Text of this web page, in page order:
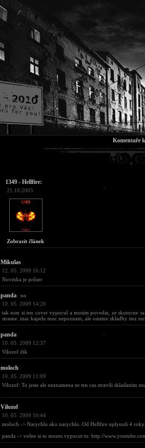
Komentaře
1349 - Hellfire:
21.10.2005
Zobrazit článek
Mikulas
12. 05. 2009 16:12
Novinka je průser
panda
no
10. 05. 2009 14:20
tak som si ten cover vypocul a musim povedat, ze skutocne
strasne. inac kapelu moc nepoznam, ale ostatne skladby tiez
panda
10. 05. 2009 12:37
Vilozof dik
moloch
10. 05. 2009 11:09
Vilozof: To jeste ale neznamena ze ten cas stravili skladanim
Vilozof
10. 05. 2009 10:44
moloch -> Narychlo ako narychlo. Od Hellfire uplynuli 4 roky.
panda -> volne si to mozes vypocut tu: http://